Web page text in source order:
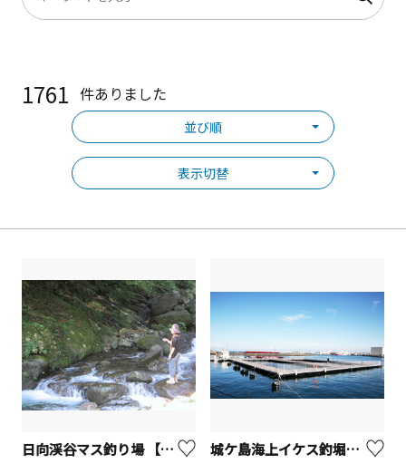
1761 件ありました
並び順
表示切替
日向渓谷マス釣り場 【伊勢原市】 城ケ島海上イケス釣堀「J's Fishing」【三浦市】